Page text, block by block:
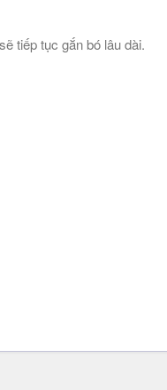
tiếp tục gắn bó lâu dài.